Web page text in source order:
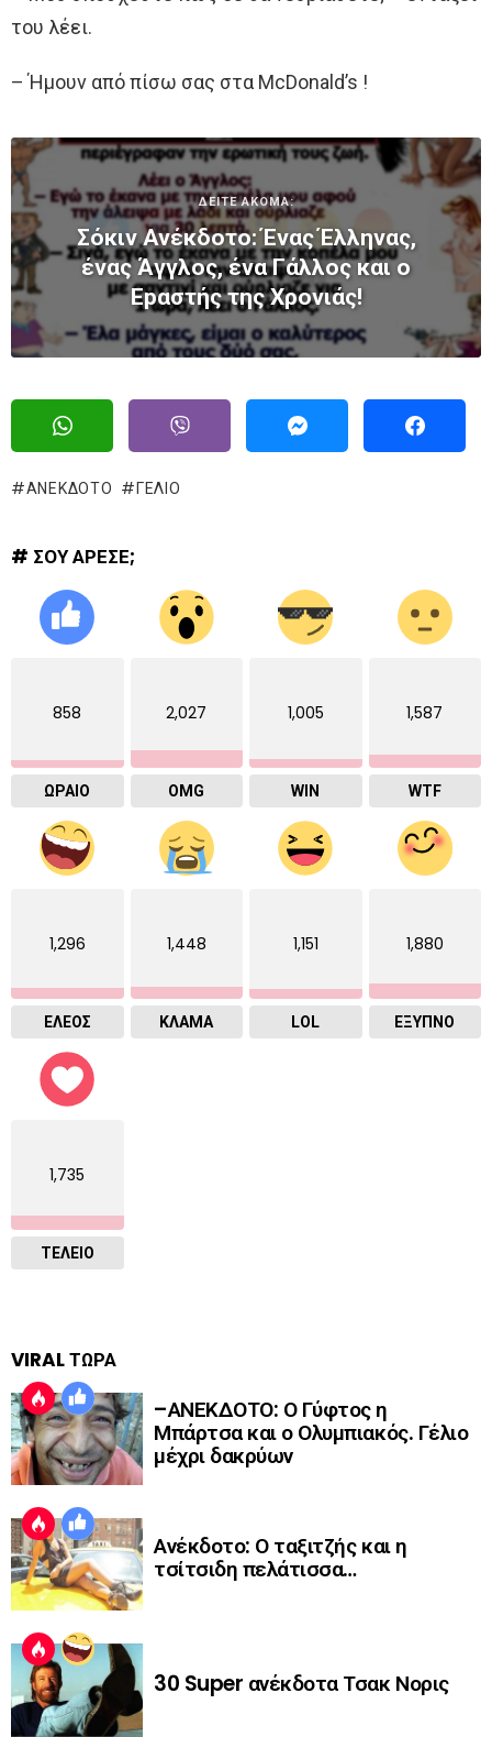
του λέει.
– Ήμουν από πίσω σας στα McDonald’s !
ΔΕΙΤΕ ΑΚΟΜΑ:
Σόκιν Ανέκδοτο: Ένας Έλληνας,
ένας Άγγλος, ένα Γάλλος και ο
Εpαστής της Χρονιάς!
ΑΝΕΚΔΟΤΟ ΓΈΛΙΟ
# ΣΟΥ ΑΡΕΣΕ;
858
ΩΡΑΙΟ
2,027
OMG
1,005
WIN
1,587
WTF
1,296
ΕΛΕΟΣ
1,448
ΚΛΑΜΑ
1,151
LOL
1,880
ΈΞΥΠΝΟ
1,735
ΤΕΛΕΙΟ
VIRAL ΤΩΡΑ
–ΑΝΕΚΔΟΤΟ: Ο Γύφτος η
Μπάρτσα και ο Ολυμπιακός. Γέλιο
μέχρι δακρύων
Ανέκδοτο: Ο ταξιτζής και η
τσίτσιδη πελάτισσα…
30 Super ανέκδοτα Τσακ Νορις